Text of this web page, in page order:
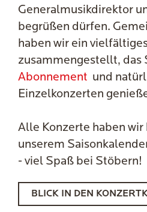
Generalmusikdirektor
begrüßen dürfen.
haben wir ein
zusammengestellt, das
Abonnement und
Einzelkonzerten
Alle Konzerte haben
unserem
- viel Spaß bei Stöbern!
BLICK IN DEN